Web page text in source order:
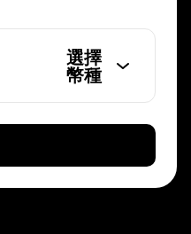
選擇
幣種